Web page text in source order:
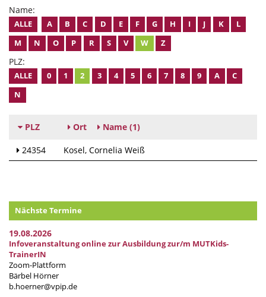
Name:
ALLE A B C D E F G H I J K
L
M
N O P R S V W Z
PLZ:
ALLE 0 1 2 3 4 5 6 7 8 9 A
C
N
PLZ Ort Name (1)
24354 Kosel Cornelia Weiß
Nächste Termine
19.08.2026
Infoveranstaltung online zur Ausbildung zur/m MUTKids-
TrainerIN
Zoom-Plattform
Bärbel Hörner
b.hoerner@vpip.de